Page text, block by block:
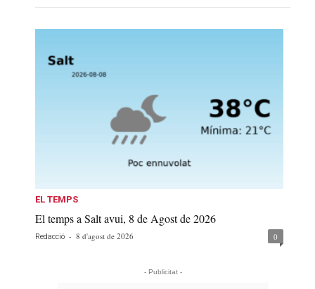
EL TEMPS
El temps a Salt avui, 8 de Agost de 2026
Redacció - 8 d'agost de 2026 0
- Publicitat -